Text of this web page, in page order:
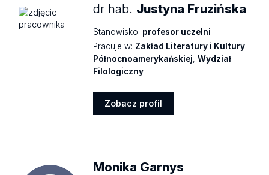
dr hab. Justyna Fruzińska
Stanowisko: profesor uczelni
Pracuje w: Zakład Literatury i Kultury
Północnoamerykańskiej,Wydział
Filologiczny
Zobacz profil
Monika Garnys